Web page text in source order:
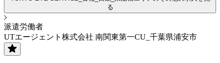
る
派遣労働者
UTエージェント株式会社 南関東第一CU_千葉県浦安市